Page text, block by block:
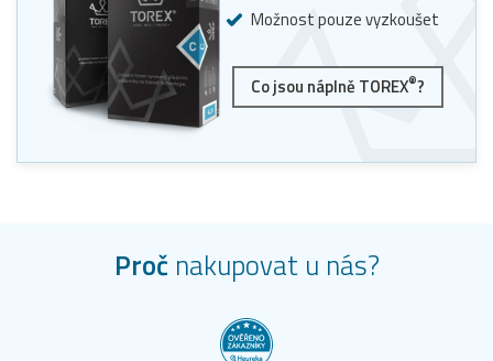
Možnost pouze vyzkoušet
Co jsou náplně TOREX®?
Proč nakupovat u nás?